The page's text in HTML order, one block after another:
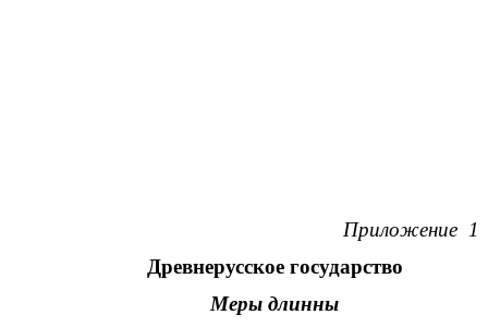
Приложение 1
Древнерусское государство
Меры длинны